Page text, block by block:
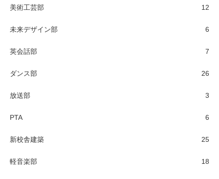
美術工芸部 12
未来デザイン部 6
英会話部 7
ダンス部 26
放送部 3
PTA 6
新校舎建築 25
軽音楽部 18